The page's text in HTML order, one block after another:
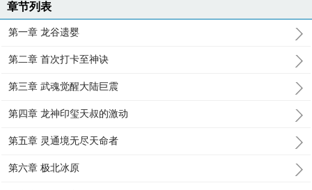
章节列表
第一章 龙谷遗婴
第二章 首次打卡至神诀
第三章 武魂觉醒大陆巨震
第四章 龙神印玺天叔的激动
第五章 灵通境无尽天命者
第六章 极北冰原